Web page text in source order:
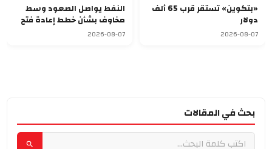
«بتكوين» تستقر قرب 65 ألف
دولار
2026-08-07
النفط يواصل الصعود وسط
مخاوف بشأن خطط إعادة فتح
مضيق هرمز
2026-08-07
بحث في المقالات